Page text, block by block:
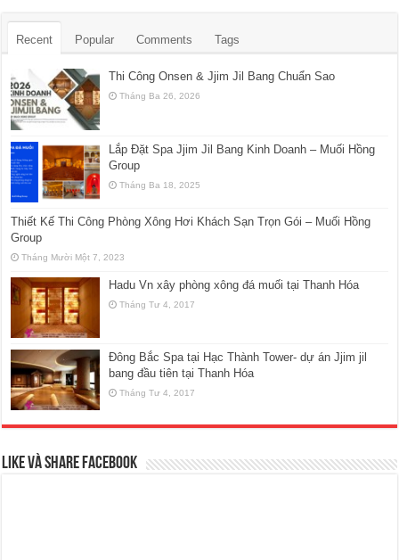
Recent Popular Comments Tags
Thi Công Onsen & Jjim Jil Bang Chuẩn Sao
Tháng Ba 26, 2026
Lắp Đặt Spa Jjim Jil Bang Kinh Doanh – Muối Hồng
Group
Tháng Ba 18, 2025
Thiết Kế Thi Công Phòng Xông Hơi Khách Sạn Trọn Gói – Muối Hồng
Group
Tháng Mười Một 7, 2023
Hadu Vn xây phòng xông đá muối tại Thanh Hóa
Tháng Tư 4, 2017
Đông Bắc Spa tại Hạc Thành Tower- dự án Jjim jil
bang đầu tiên tại Thanh Hóa
Tháng Tư 4, 2017
Like và Share Facebook